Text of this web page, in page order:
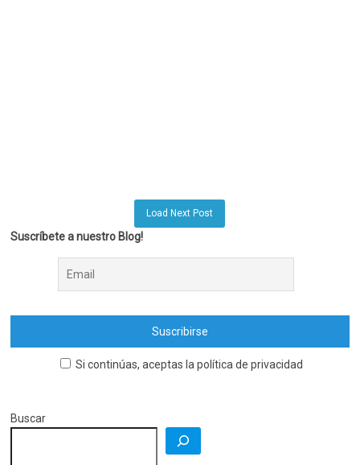
Load Next Post
Suscríbete a nuestro Blog!
Si continúas, aceptas la política de privacidad
Buscar